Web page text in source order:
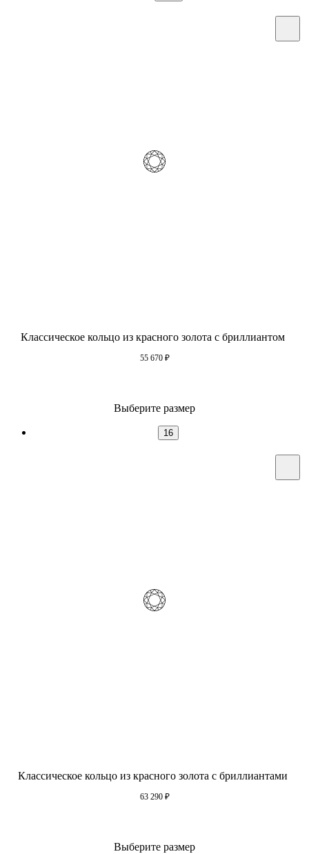
Классическое кольцо из красного золота с бриллиантом
55 670 ₽
Выберите размер
16
Классическое кольцо из красного золота с бриллиантами
63 290 ₽
Выберите размер